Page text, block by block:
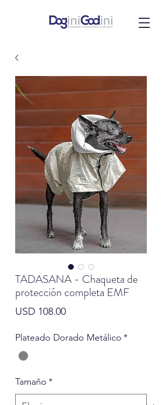
TADASANA - Chaqueta de
protección completa EMF
USD 108.00Precio
Plateado Dorado Metálico *
Tamaño *